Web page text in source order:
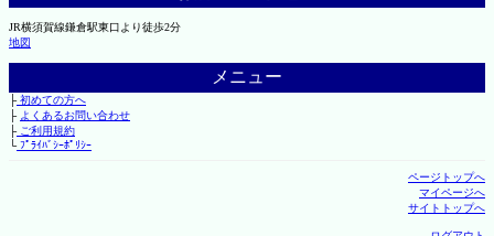
JR横須賀線鎌倉駅東口より徒歩2分
地図
メニュー
├初めての方へ
├ よくあるお問い合わせ
├ご利用規約
└ﾌﾟﾗｲﾊﾞｼｰﾎﾟﾘｼｰ
ページトップへ
マイページへ
サイトトップへ